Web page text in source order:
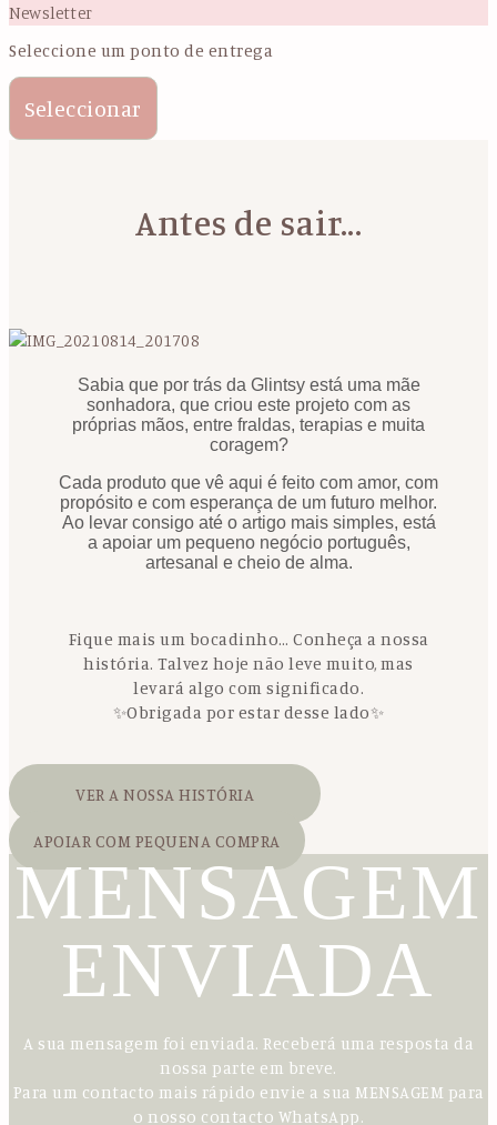
Newsletter
Seleccione um ponto de entrega
Seleccionar
Antes de sair...
Sabia que por trás da Glintsy está uma mãe
sonhadora, que criou este projeto com as
próprias mãos, entre fraldas, terapias e muita
coragem?
Cada produto que vê aqui é feito com amor, com
propósito e com esperança de um futuro melhor.
Ao levar consigo até o artigo mais simples, está
a apoiar um pequeno negócio português,
artesanal e cheio de alma.
Fique mais um bocadinho… Conheça a nossa
história. Talvez hoje não leve muito, mas
levará algo com significado.
✨Obrigada por estar desse lado✨
VER A NOSSA HISTÓRIA
APOIAR COM PEQUENA COMPRA
MENSAGEM
ENVIADA
A sua mensagem foi enviada. Receberá uma resposta da
nossa parte em breve.
Para um contacto mais rápido envie a sua MENSAGEM para
o nosso contacto WhatsApp.